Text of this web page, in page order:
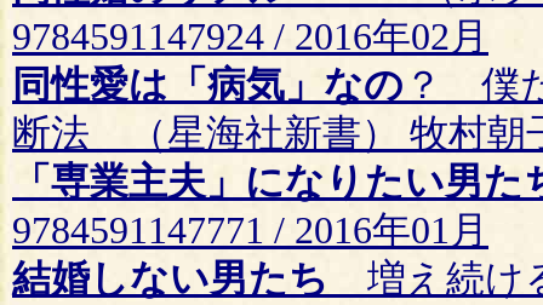
9784591147924 / 2016年02月
同性愛は「病気」なの ？ 僕
断法 （星海社新書） 牧村朝
「専業主夫」になりたい男た
9784591147771 / 2016年01月
結婚しない男たち 増え続け